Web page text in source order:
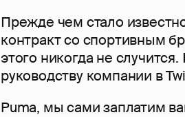
Прежде чем стало
контракт со спортивным
этого никогда не
руководству компании в
Puma, мы сами заплатим